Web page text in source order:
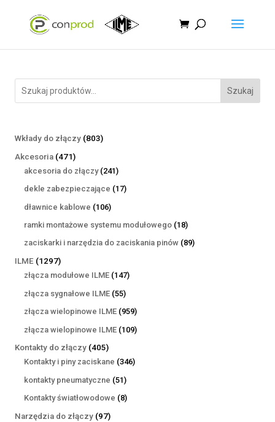
Szukaj
Wkłady do złączy 803803
Akcesoria 471471
produktów
akcesoria do złączy 241241
produktów
dekle zabezpieczające 1717
dławnice kablowe 106106
produktów
ramki montażowe systemu modułowego 1818
produktów
zaciskarki i narzędzia do zaciskania pinów 8989
ILME 12971297
produktów
złącza modułowe ILME 147147
złącza sygnałowe ILME 5555
produktów
złącza wielopinowe ILME 959959
produktów
złącza wielopinowe ILME 109109
Kontakty do złączy 405405
produktów
Kontakty i piny zaciskane 346346
kontakty pneumatyczne 5151
produktów
Kontakty światłowodowe 88
Narzędzia do złączy 9797